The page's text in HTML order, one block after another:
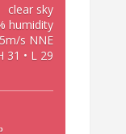
clear sky
humidity
s NNE
31 • L 29